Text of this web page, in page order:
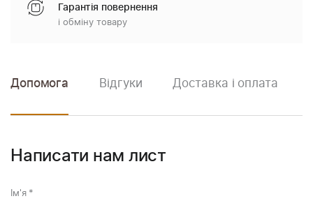
Гарантія повернення
і обміну товару
Допомога Відгуки Доставка і оплата
Написати нам лист
Ім'я *